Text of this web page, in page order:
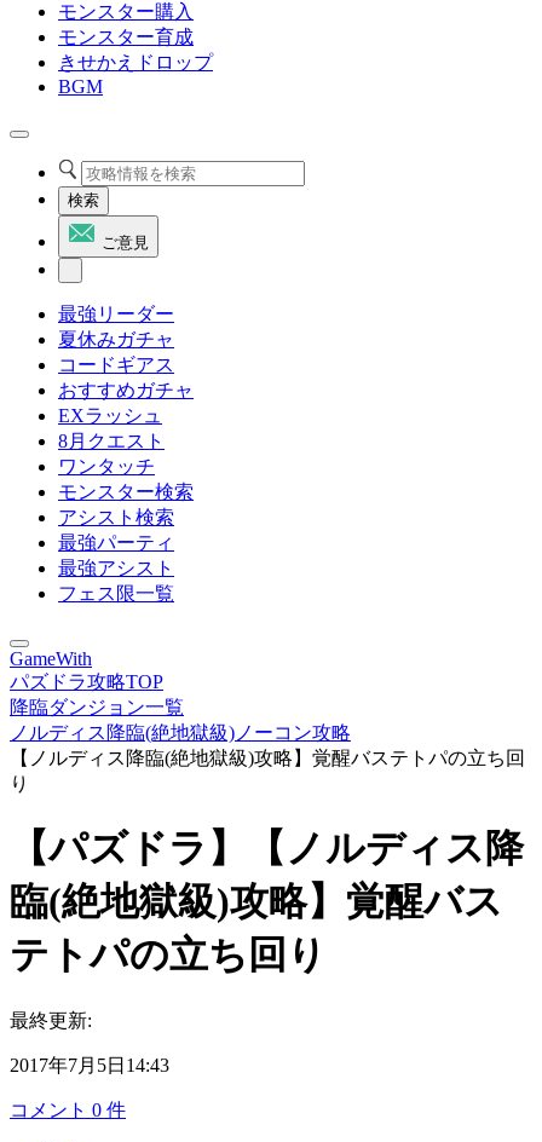
モンスター購入
モンスター育成
きせかえドロップ
BGM
検索
ご意見
最強リーダー
夏休みガチャ
コードギアス
おすすめガチャ
EXラッシュ
8月クエスト
ワンタッチ
モンスター検索
アシスト検索
最強パーティ
最強アシスト
フェス限一覧
GameWith
パズドラ攻略TOP
降臨ダンジョン一覧
ノルディス降臨(絶地獄級)ノーコン攻略
【ノルディス降臨(絶地獄級)攻略】覚醒バステトパの立ち回
り
【パズドラ】【ノルディス降
臨(絶地獄級)攻略】覚醒バス
テトパの立ち回り
最終更新:
2017年7月5日14:43
コメント 0 件